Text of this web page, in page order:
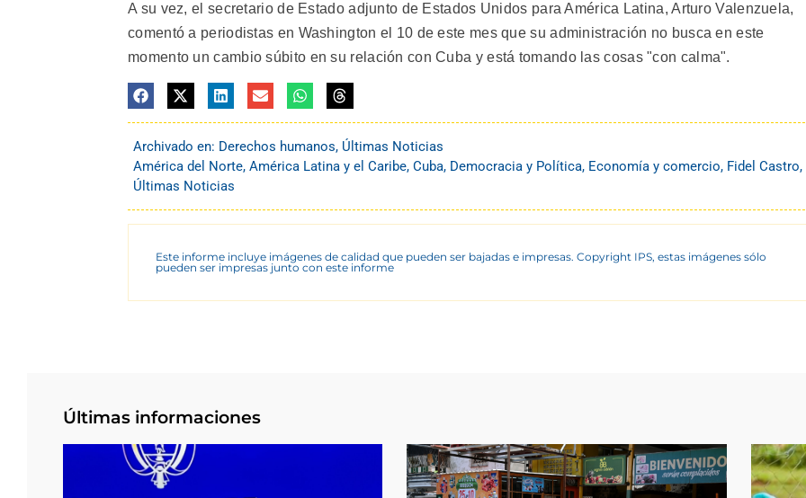
A su vez, el secretario de Estado adjunto de Estados Unidos para América Latina, Arturo Valenzuela,
comentó a periodistas en Washington el 10 de este mes que su administración no busca en este
momento un cambio súbito en su relación con Cuba y está tomando las cosas "con calma".
Archivado en: Derechos humanos, Últimas Noticias
América del Norte, América Latina y el Caribe, Cuba, Democracia y Política, Economía y comercio, Fidel Castro,
Últimas Noticias
Este informe incluye imágenes de calidad que pueden ser bajadas e impresas. Copyright IPS, estas imágenes sólo
pueden ser impresas junto con este informe
Últimas informaciones